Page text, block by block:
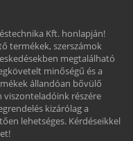
Kft. honlapján!
termékek, szerszámok
megtalálható
minőségű és a
állandóan bővülő
viszonteladóink részére
kizárólag a
lehetséges. Kérdéseikkel